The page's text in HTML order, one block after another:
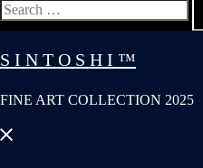
Search
for:
S I N T O S H I ™
FINE ART COLLECTION 2025
Close